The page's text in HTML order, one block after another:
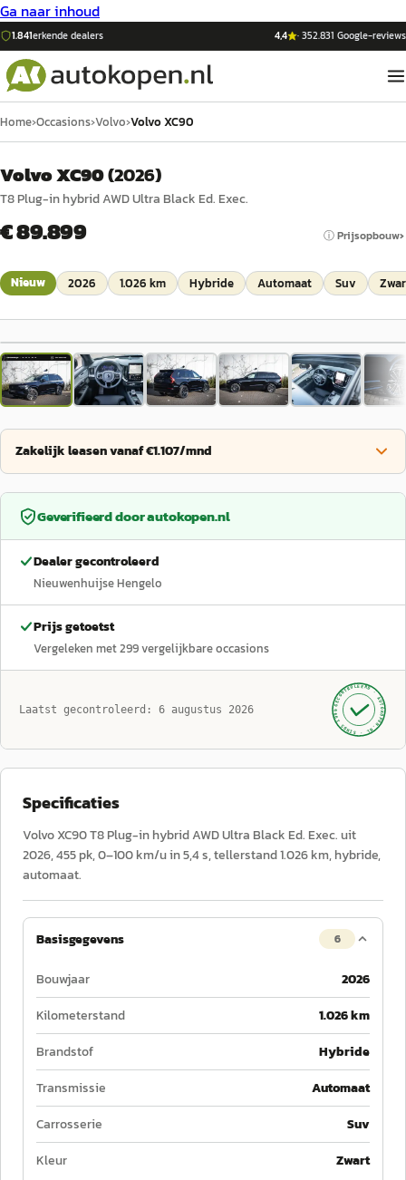
Ga naar inhoud
1.841erkende dealers 4,4 ·352.831 Google-reviews
Home›Occasions›Volvo›Volvo XC90
Volvo XC90(2026)
T8 Plug-in hybrid AWD Ultra Black Ed. Exec.
€ 89.899 ⓘ Prijsopbouw
Nieuw 2026 1.026 km Hybride Automaat Suv
1/29
Zakelijk leasen vanaf €1.107/mnd
Geverifieerd doorautokopen.nl
Dealer gecontroleerd
Nieuwenhuijse Hengelo
Prijs getoetst
Vergeleken met299vergelijkbare occasions
Laatst gecontroleerd: 6 augustus 2026 GECONTROLEERD ·
AUTOKOPEN.NL
· SINDS 1999 ·
Specificaties
Volvo XC90 T8 Plug-in hybrid AWD Ultra Black Ed. Exec. uit
2026, 455 pk, 0–100 km/u in 5,4 s, tellerstand 1.026 km, hybride,
automaat.
Basisgegevens 6
Bouwjaar
2026
Kilometerstand
1.026 km
Brandstof
Hybride
Transmissie
Automaat
Carrosserie
Suv
Kleur
Zwart